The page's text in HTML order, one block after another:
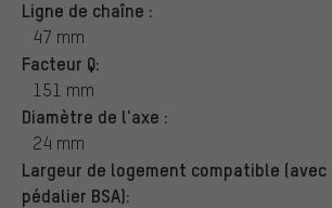
Ligne de chaîne :
47 mm
Facteur Q:
151 mm
Diamètre de l'axe :
24 mm
Largeur de logement compatible
pédalier BSA):